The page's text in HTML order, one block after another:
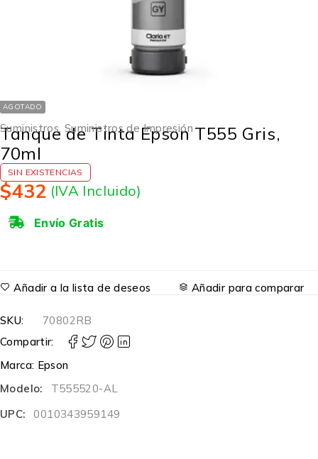
AGOTADO
Suministros, Suministros de Impresión
Tanque de Tinta Epson T555 Gris,
70ml
SIN EXISTENCIAS
$432 (IVA Incluido)
Envío Gratis
Añadir a la lista de deseos Añadir para comparar
SKU:
70802RB
Compartir:
Marca: Epson
Modelo:
T555520-AL
UPC:
0010343959149